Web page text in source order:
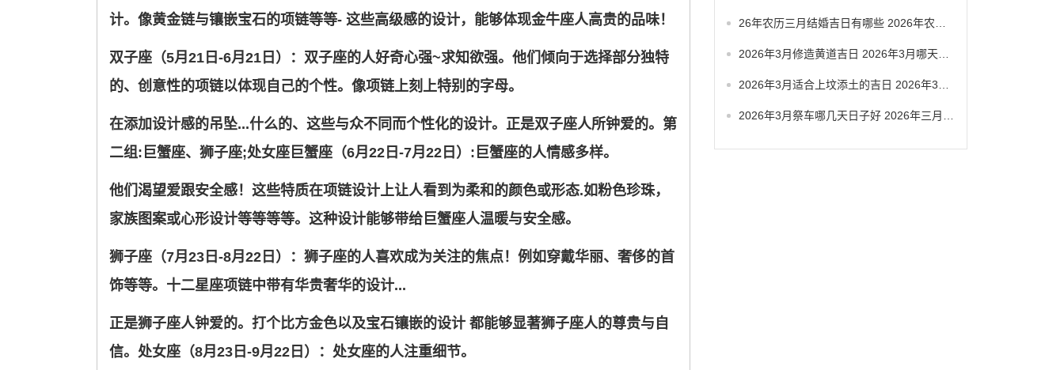
计。像黄金链与镶嵌宝石的项链等等- 这些高级感的设计，能够体现金牛座人高贵的品味！
双子座（5月21日-6月21日）：双子座的人好奇心强~求知欲强。他们倾向于选择部分独特
的、创意性的项链以体现自己的个性。像项链上刻上特别的字母。
在添加设计感的吊坠...什么的、这些与众不同而个性化的设计。正是双子座人所钟爱的。第
二组:巨蟹座、狮子座;处女座巨蟹座（6月22日-7月22日）:巨蟹座的人情感多样。
他们渴望爱跟安全感！这些特质在项链设计上让人看到为柔和的颜色或形态.如粉色珍珠，
家族图案或心形设计等等等等。这种设计能够带给巨蟹座人温暖与安全感。
狮子座（7月23日-8月22日）：狮子座的人喜欢成为关注的焦点！例如穿戴华丽、奢侈的首
饰等等。十二星座项链中带有华贵奢华的设计...
正是狮子座人钟爱的。打个比方金色以及宝石镶嵌的设计 都能够显著狮子座人的尊贵与自
信。处女座（8月23日-9月22日）：处女座的人注重细节。